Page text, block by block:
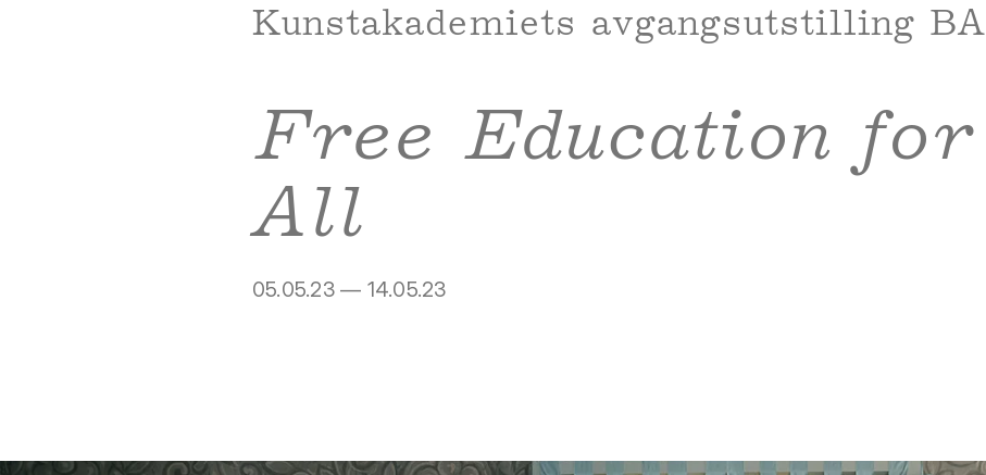
Kunstakademiets avgangsutstilling BA
Free Education for
All
05.05.23 — 14.05.23